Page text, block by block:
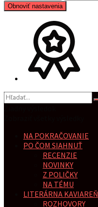
Obnoviť nastavenia
NA POKRAČOVANIE
PO ČOM SIAHNUŤ
RECENZIE
NOVINKY
Z POLIČKY
NA TÉMU
LITERÁRNA KAVIAREŇ
ROZHOVORY